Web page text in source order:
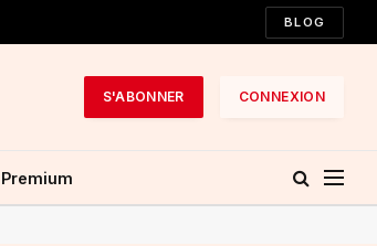
BLOG
S'ABONNER CONNEXION
Premium